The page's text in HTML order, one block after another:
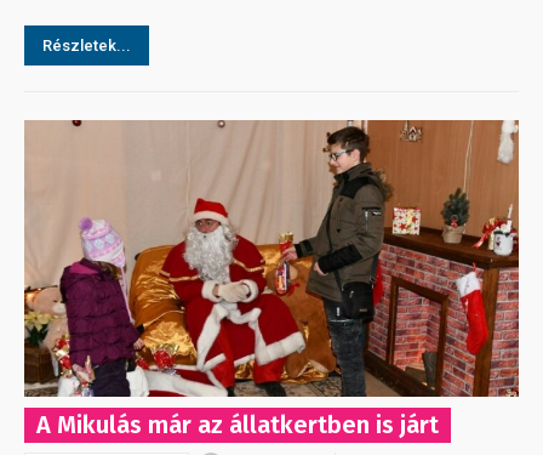
Részletek...
A Mikulás már az állatkertben is járt